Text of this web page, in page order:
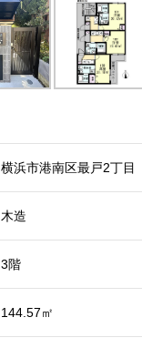
横浜市港南区最戸2丁目
木造
3階
144.57㎡